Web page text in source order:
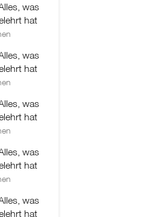
was
hat
was
hat
was
hat
was
hat
was
hat